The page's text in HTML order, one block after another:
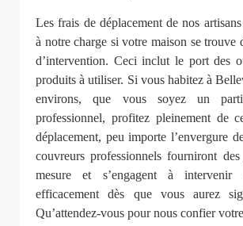
Les frais de déplacement de nos
à notre charge si votre maison se trouve
d’intervention. Ceci inclut le port des
produits à utiliser. Si vous habitez à
environs, que vous soyez un
professionnel, profitez pleinement de
déplacement, peu importe l’envergure
couvreurs professionnels fourniront
mesure et s’engagent à intervenir
efficacement dès que vous aurez
Qu’attendez-vous pour nous confier